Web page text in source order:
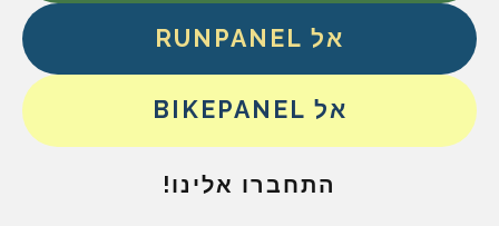
אל RUNPANEL
אל BIKEPANEL
התחברו אלינו!